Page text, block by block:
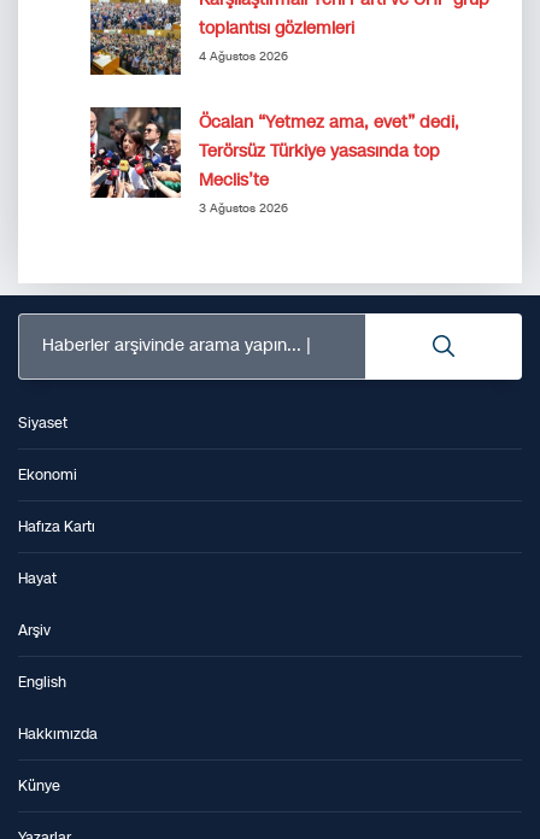
toplantısı gözlemleri
4 Ağustos 2026
Öcalan “Yetmez ama, evet” dedi,
Terörsüz Türkiye yasasında top
Meclis’te
3 Ağustos 2026
Haberler arşivinde arama yapın...
Siyaset
Ekonomi
Hafıza Kartı
Hayat
Arşiv
English
Hakkımızda
Künye